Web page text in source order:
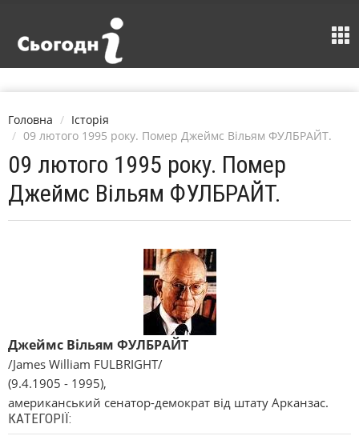
Головна
Історія
09 лютого 1995 року. Помер Джеймс Вільям ФУЛБРАЙТ.
09 лютого 1995 року. Помер
Джеймс Вільям ФУЛБРАЙТ.
Джеймс Вільям ФУЛБРАЙТ
/James William FULBRIGHT/
(9.4.1905 - 1995),
американський сенатор-демократ від штату Арканзас.
КАТЕГОРІЇ: